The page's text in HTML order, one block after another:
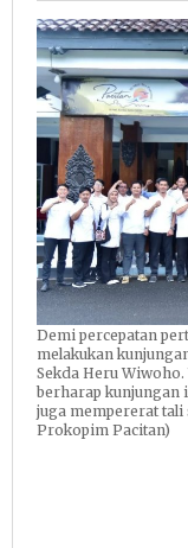
Demi percepatan
melakukan
Sekda Heru
berharap kunjungan
juga mempererat
Prokopim Pacitan)